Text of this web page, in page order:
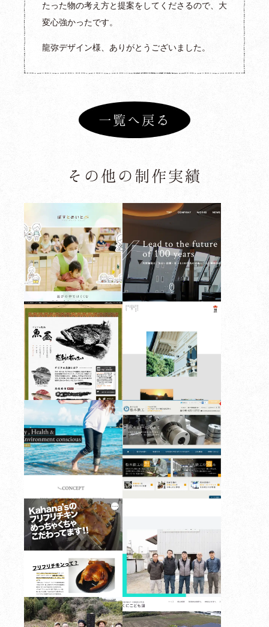
たった物の考え方と提案をしてくださるので、大
変心強かったです。
龍弥デザイン様、ありがとうございました。
一覧へ戻る
その他の制作実績
よくあるご質問
お問い合わせ
ブログ
サイトマップ